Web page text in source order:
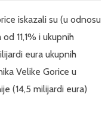
iskazali su (u odnosu
11,1% i ukupnih
eura ukupnih
Velike Gorice u
(14,5 milijardi eura)